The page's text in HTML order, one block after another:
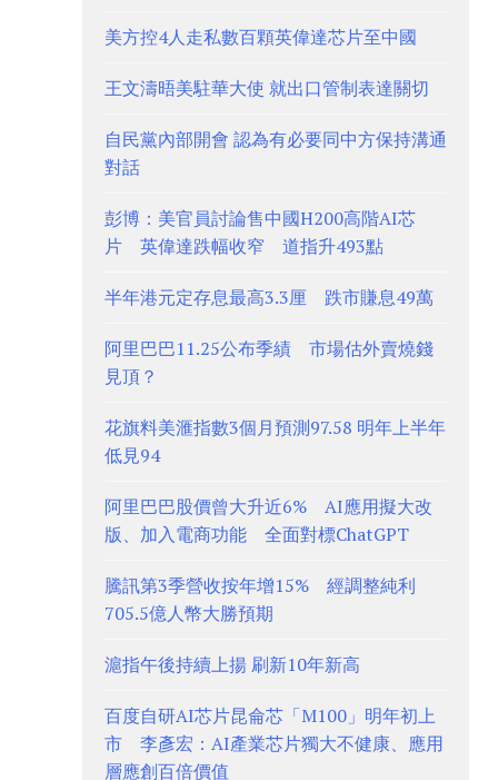
美方控4人走私數百顆英偉達芯片至中國
王文濤晤美駐華大使 就出口管制表達關切
自民黨內部開會 認為有必要同中方保持溝通
對話
彭博：美官員討論售中國H200高階AI芯
片 英偉達跌幅收窄 道指升493點
半年港元定存息最高3.3厘 跌市賺息49萬
阿里巴巴11.25公布季績 市場估外賣燒錢
見頂？
花旗料美滙指數3個月預測97.58 明年上半年
低見94
阿里巴巴股價曾大升近6% AI應用擬大改
版、加入電商功能 全面對標ChatGPT
騰訊第3季營收按年增15% 經調整純利
705.5億人幣大勝預期
滬指午後持續上揚 刷新10年新高
百度自研AI芯片昆侖芯「M100」明年初上
市 李彥宏：AI產業芯片獨大不健康、應用
層應創百倍價值